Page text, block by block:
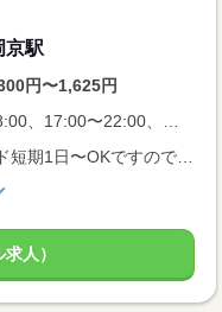
京駅
円〜1,625円
人）